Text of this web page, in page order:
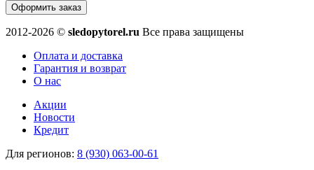
Оформить заказ
2012-2026 © sledopytorel.ru Все права защищены
Оплата и доставка
Гарантия и возврат
О нас
Акции
Новости
Кредит
Для регионов: 8 (930) 063-00-61